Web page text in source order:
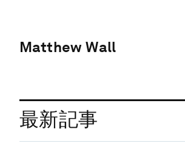
Matthew Wall
最新記事